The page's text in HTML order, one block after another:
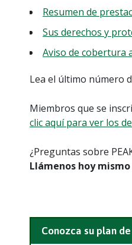
Resumen de
Sus derechos y
Aviso de cobertura
Lea el último número
Miembros que se
clic aquí para ver los
¿Preguntas sobre
Llámenos hoy mismo
Conozca su plan